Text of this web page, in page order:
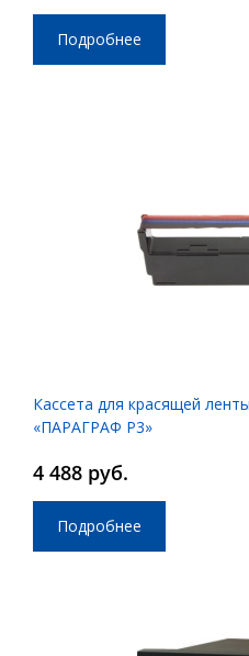
Подробнее
Кассета для красящей
«ПАРАГРАФ P3»
4 488 руб.
Подробнее